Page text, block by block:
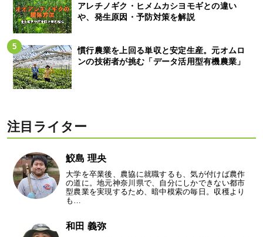
アレチノギク・ヒメムカシヨモギとの違い
や、発生原因・予防対策を解説
慣行農業を上回る単収と安定生産。元オムロ
ンの技術者が挑む「データ活用型有機農業」
注目ライター
鮫島 理央
大学を卒業後、農協に就職するも、気が付けば農作
の道に。地元神奈川県で、自分にしかできない都市
型農業を実現するため、暗中模索の毎日。収穫より
も…
和田 義弥